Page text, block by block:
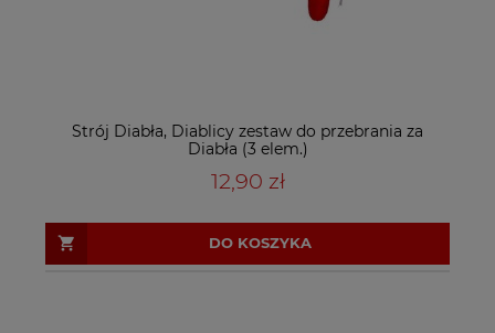
Strój Diabła, Diablicy zestaw do przebrania za
Diabła (3 elem.)
12,90 zł
DO KOSZYKA